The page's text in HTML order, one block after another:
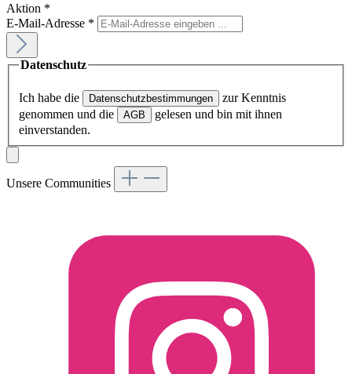
Aktion *
E-Mail-Adresse *
Datenschutz
Ich habe die Datenschutzbestimmungen
zur Kenntnis
genommen und die
AGB
gelesen und bin mit ihnen
einverstanden.
Unsere Communities